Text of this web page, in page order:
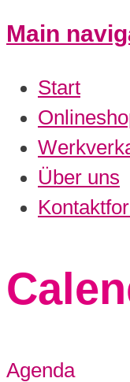
Main
Start
Über uns
Agenda